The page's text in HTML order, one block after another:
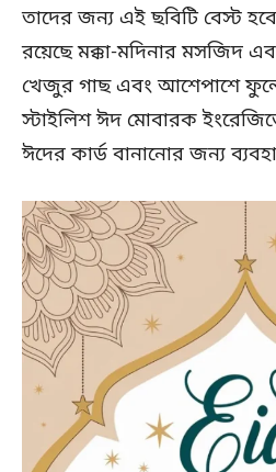
তাদের জন্য এই ছবিটি বেস্ট
রয়েছে মক্কা-মদিনার মসজিদ
খেজুর গাছ এবং আশেপাশে
স্টাইলিশ ঈদ মোবারক
ঈদের কার্ড বানানোর জন্য